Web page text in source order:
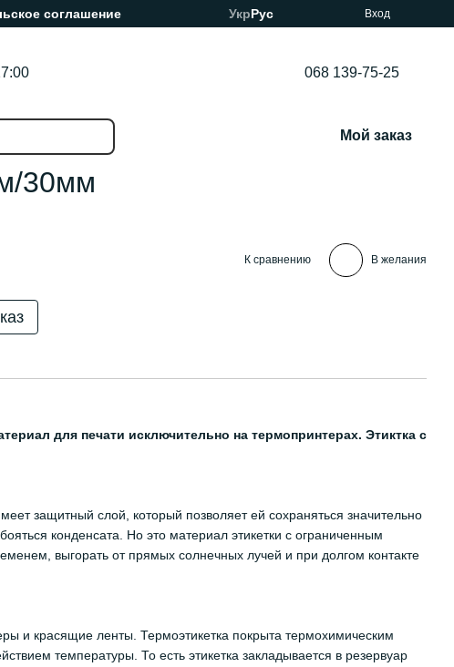
соглашение
УкрРус Вход
068 139-75-25
Мой заказ
30мм
К сравнению В желания
для печати исключительно на термопринтерах. Этиктка с
защитный слой, который позволяет ей сохраняться значительно
конденсата. Но это материал этикетки с ограниченным
выгорать от прямых солнечных лучей и при долгом контакте
и красящие ленты. Термоэтикетка покрыта термохимическим
температуры. То есть этикетка закладывается в резервуар